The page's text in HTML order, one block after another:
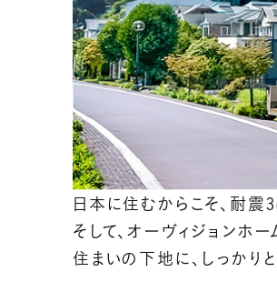
日本に住むからこそ、耐震3
そして、オーヴィジョンホ
住まいの下地に、しっかり